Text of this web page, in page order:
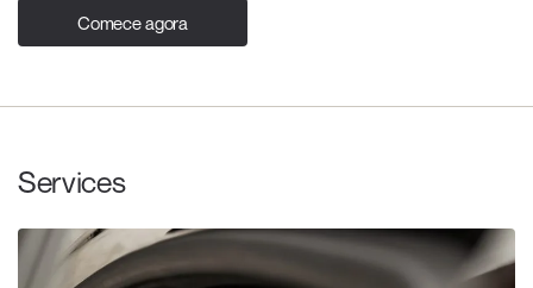
Comece agora
Services